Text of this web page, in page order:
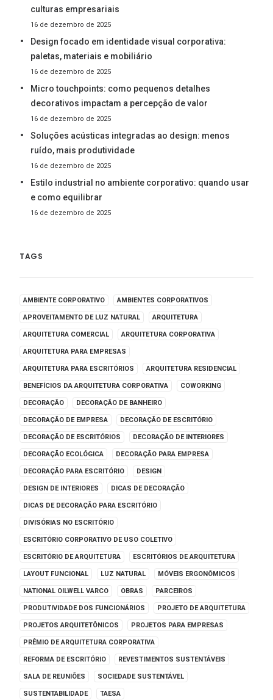
culturas empresariais
16 de dezembro de 2025
Design focado em identidade visual corporativa:
paletas, materiais e mobiliário
16 de dezembro de 2025
Micro touchpoints: como pequenos detalhes
decorativos impactam a percepção de valor
16 de dezembro de 2025
Soluções acústicas integradas ao design: menos
ruído, mais produtividade
16 de dezembro de 2025
Estilo industrial no ambiente corporativo: quando usar
e como equilibrar
16 de dezembro de 2025
TAGS
AMBIENTE CORPORATIVO AMBIENTES CORPORATIVOS
APROVEITAMENTO DE LUZ NATURAL ARQUITETURA
ARQUITETURA COMERCIAL ARQUITETURA CORPORATIVA
ARQUITETURA PARA EMPRESAS
ARQUITETURA PARA ESCRITÓRIOS ARQUITETURA RESIDENCIAL
BENEFÍCIOS DA ARQUITETURA CORPORATIVA COWORKING
DECORAÇÃO DECORAÇÃO DE BANHEIRO
DECORAÇÃO DE EMPRESA DECORAÇÃO DE ESCRITÓRIO
DECORAÇÃO DE ESCRITÓRIOS DECORAÇÃO DE INTERIORES
DECORAÇÃO ECOLÓGICA DECORAÇÃO PARA EMPRESA
DECORAÇÃO PARA ESCRITÓRIO DESIGN
DESIGN DE INTERIORES DICAS DE DECORAÇÃO
DICAS DE DECORAÇÃO PARA ESCRITÓRIO
DIVISÓRIAS NO ESCRITÓRIO
ESCRITÓRIO CORPORATIVO DE USO COLETIVO
ESCRITÓRIO DE ARQUITETURA ESCRITÓRIOS DE ARQUITETURA
LAYOUT FUNCIONAL LUZ NATURAL MÓVEIS ERGONÔMICOS
NATIONAL OILWELL VARCO OBRAS PARCEIROS
PRODUTIVIDADE DOS FUNCIONÁRIOS PROJETO DE ARQUITETURA
PROJETOS ARQUITETÔNICOS PROJETOS PARA EMPRESAS
PRÊMIO DE ARQUITETURA CORPORATIVA
REFORMA DE ESCRITÓRIO REVESTIMENTOS SUSTENTÁVEIS
SALA DE REUNIÕES SOCIEDADE SUSTENTÁVEL
SUSTENTABILIDADE TAESA